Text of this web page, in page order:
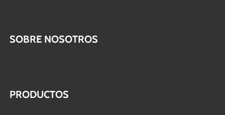
SOBRE NOSOTROS
PRODUCTOS